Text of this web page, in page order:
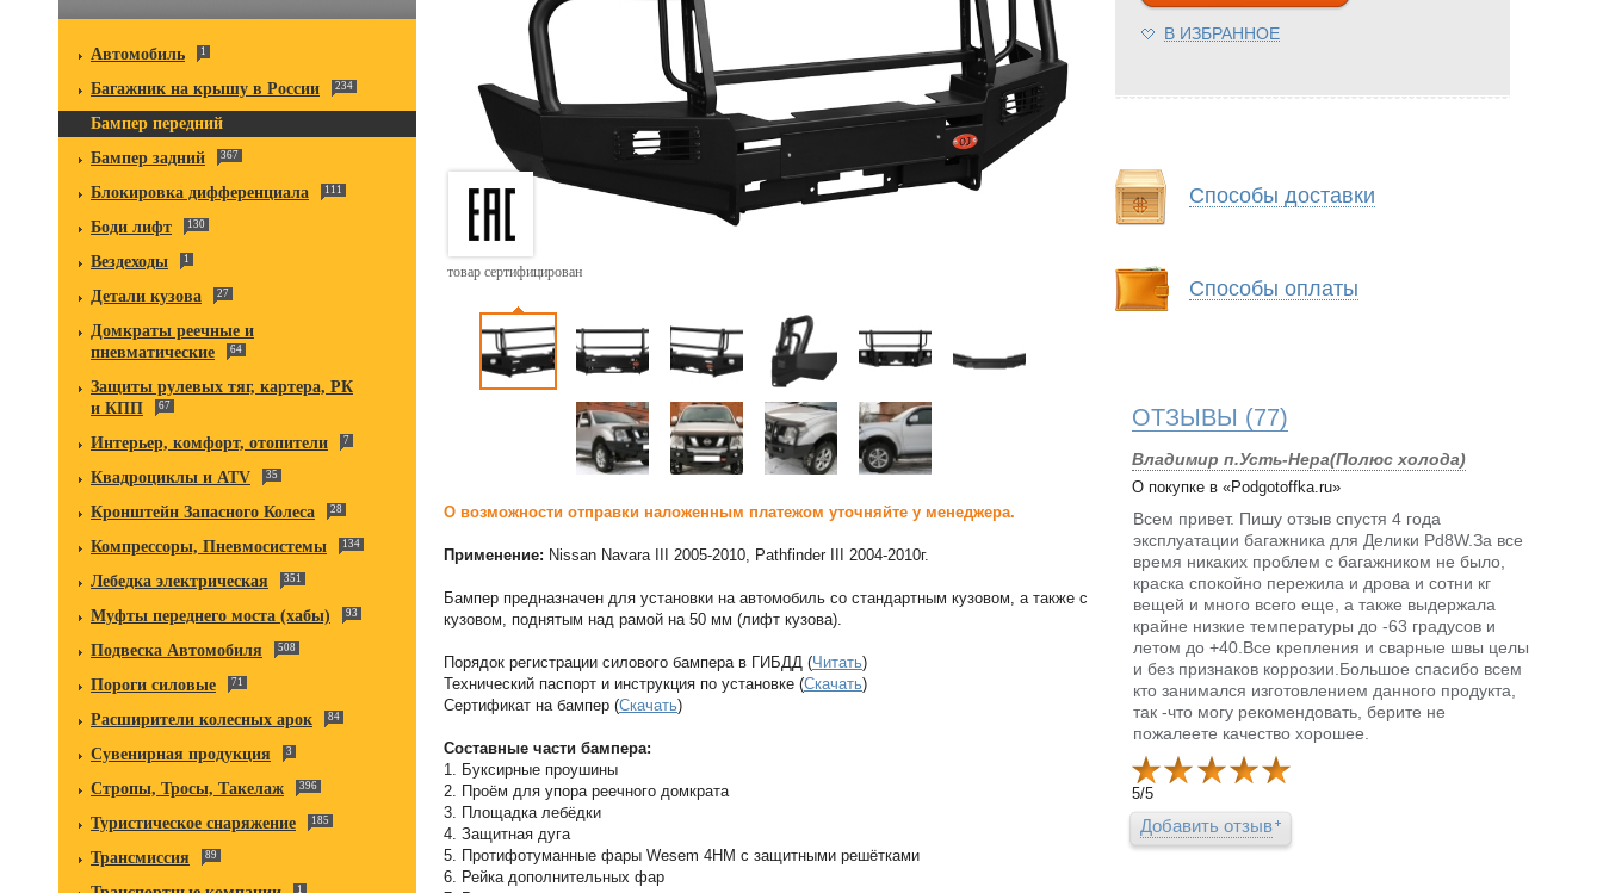
Автомобиль 1
Багажник на крышу в России 234
Бампер передний
Бампер задний
367
Блокировка дифференциала 111
Боди лифт 130
Вездеходы 1
Детали кузова 27
Домкраты реечные и
пневматические
64
Защиты рулевых тяг, картера, РК
и КПП
67
Интерьер, комфорт, отопители 7
Квадроциклы и ATV 35
Кронштейн Запасного Колеса 28
Компрессоры, Пневмосистемы 134
Лебедка электрическая 351
Муфты переднего моста (хабы) 93
Подвеска Автомобиля 508
Пороги силовые 71
Расширители колесных арок 84
Сувенирная продукция 3
Стропы, Тросы, Такелаж 396
Туристическое снаряжение 185
Трансмиссия 89
1
товар сертифицирован
О возможности отправки наложенным платежом уточняйте у менеджера.
Применение: Nissan Navara III 2005-2010, Pathfinder III 2004-2010г.
Бампер предназначен для установки на автомобиль со стандартным кузовом, а также с
кузовом, поднятым над рамой на 50 мм (лифт кузова).
Порядок регистрации силового бампера в ГИБДД (Читать)
Технический паспорт и инструкция по установке (Скачать)
Сертификат на бампер (Скачать)
Составные части бампера:
1. Буксирные проушины
2. Проём для упора реечного домкрата
3. Площадка лебёдки
4. Защитная дуга
5. Протифотуманные фары Wesem 4HM с защитными решётками
6. Рейка дополнительных фар
В ИЗБРАННОЕ
Способы доставки
Способы оплаты
ОТЗЫВЫ (77)
Владимир п.Усть-Нера(Полюс холода)
О покупке в «Podgotoffka.ru»
Всем привет. Пишу отзыв спустя 4 года
эксплуатации багажника для Делики Pd8W.За все
время никаких проблем с багажником не было,
краска спокойно пережила и дрова и сотни кг
вещей и много всего еще, а также выдержала
крайне низкие температуры до -63 градусов и
летом до +40.Все крепления и сварные швы целы
и без признаков коррозии.Большое спасибо всем
кто занимался изготовлением данного продукта,
так -что могу рекомендовать, берите не
пожалеете качество хорошее.
5/5
Добавить отзыв